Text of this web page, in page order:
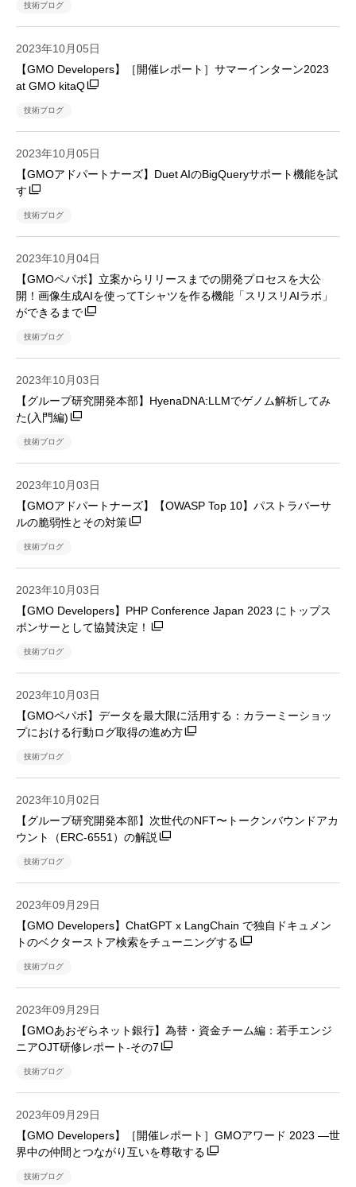
技術ブログ
2023年10月05日
【GMO Developers】［開催レポート］サマーインターン2023
at GMO kitaQ
技術ブログ
2023年10月05日
【GMOアドパートナーズ】Duet AIのBigQueryサポート機能を試
す
技術ブログ
2023年10月04日
【GMOペパボ】立案からリリースまでの開発プロセスを大公
開！画像生成AIを使ってTシャツを作る機能「スリスリAIラボ」
ができるまで
技術ブログ
2023年10月03日
【グループ研究開発本部】HyenaDNA:LLMでゲノム解析してみ
た(入門編)
技術ブログ
2023年10月03日
【GMOアドパートナーズ】【OWASP Top 10】パストラバーサ
ルの脆弱性とその対策
技術ブログ
2023年10月03日
【GMO Developers】PHP Conference Japan 2023 にトップス
ポンサーとして協賛決定！
技術ブログ
2023年10月03日
【GMOペパボ】データを最大限に活用する：カラーミーショッ
プにおける行動ログ取得の進め方
技術ブログ
2023年10月02日
【グループ研究開発本部】次世代のNFT〜トークンバウンドアカ
ウント（ERC-6551）の解説
技術ブログ
2023年09月29日
【GMO Developers】ChatGPT x LangChain で独自ドキュメン
トのベクターストア検索をチューニングする
技術ブログ
2023年09月29日
【GMOあおぞらネット銀行】為替・資金チーム編：若手エンジ
ニアOJT研修レポート-その7
技術ブログ
2023年09月29日
【GMO Developers】［開催レポート］GMOアワード 2023​ ―世
界中の仲間とつながり互いを尊敬する
技術ブログ